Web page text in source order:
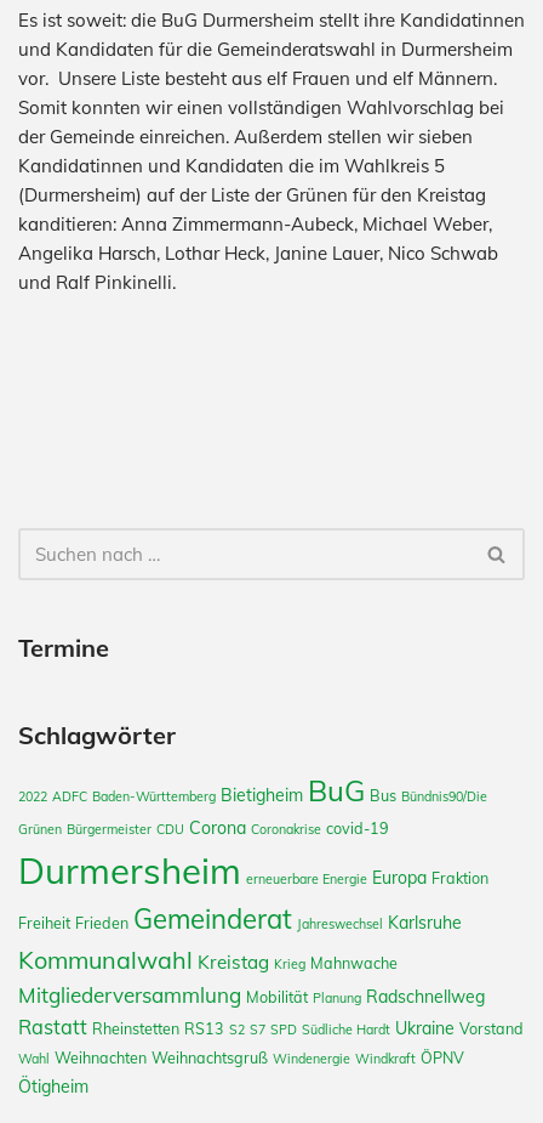
Es ist soweit: die BuG Durmersheim stellt ihre Kandidatinnen
und Kandidaten für die Gemeinderatswahl in Durmersheim
vor. Unsere Liste besteht aus elf Frauen und elf Männern.
Somit konnten wir einen vollständigen Wahlvorschlag bei
der Gemeinde einreichen. Außerdem stellen wir sieben
Kandidatinnen und Kandidaten die im Wahlkreis 5
(Durmersheim) auf der Liste der Grünen für den Kreistag
kanditieren: Anna Zimmermann-Aubeck, Michael Weber,
Angelika Harsch, Lothar Heck, Janine Lauer, Nico Schwab
und Ralf Pinkinelli.
Termine
Schlagwörter
2022 ADFC Baden-Württemberg Bietigheim BuG Bus Bündnis90/Die
Grünen Bürgermeister CDU Corona Coronakrise covid-19
Durmersheim erneuerbare Energie Europa Fraktion
Freiheit Frieden Gemeinderat Jahreswechsel Karlsruhe
Kommunalwahl Kreistag Krieg Mahnwache
Mitgliederversammlung Mobilität Planung Radschnellweg
Rastatt Rheinstetten RS13 S2 S7 SPD Südliche Hardt Ukraine Vorstand
Wahl Weihnachten Weihnachtsgruß Windenergie Windkraft ÖPNV
Ötigheim